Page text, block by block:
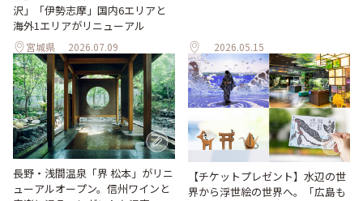
沢」「伊勢志摩」国内6エリアと
海外1エリアがリニューアル
宮城県 2026.07.09 2026.05.15
長野・浅間温泉「界 松本」がリニ
ューアルオープン。信州ワインと
【チケットプレゼント】水辺の世
界から浮世絵の世界へ。「広島も